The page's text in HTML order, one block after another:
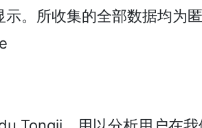
。所收集的全部数据均为匿